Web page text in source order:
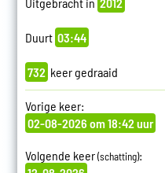
Duurt 03:44
732 keer gedraaid
Vorige keer:
02-08-2026 om 18:42 uur
Volgende keer(schatting):